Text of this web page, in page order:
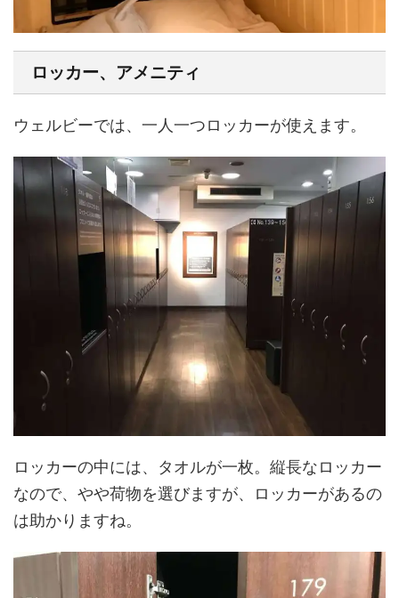
ロッカー、アメニティ
ウェルビーでは、一人一つロッカーが使えます。
ロッカーの中には、タオルが一枚。縦長なロッカー
なので、やや荷物を選びますが、ロッカーがあるの
は助かりますね。